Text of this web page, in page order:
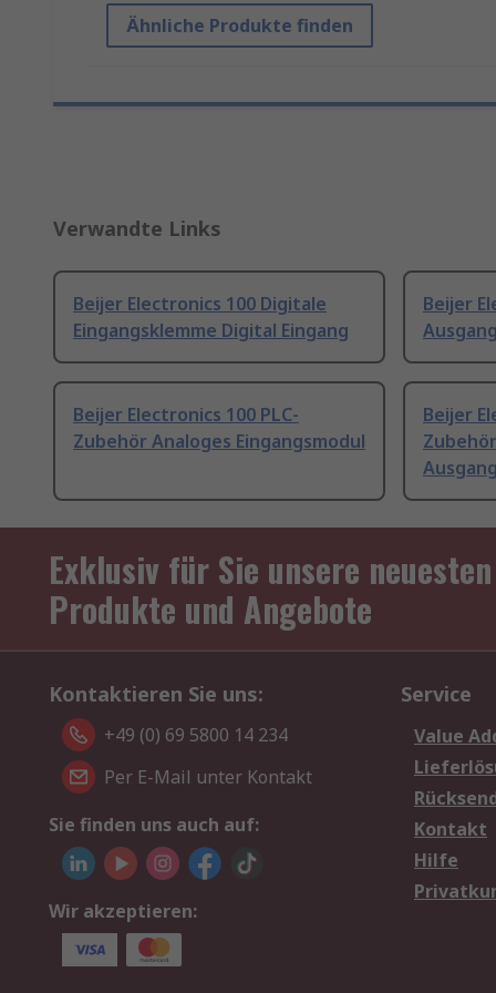
Ähnliche Produkte finden
Verwandte Links
Beijer Electronics 100 Digitale
Eingangsklemme Digital Eingang
Beijer
Beijer Electronics 100 PLC-
Zubehör Analoges Eingangsmodul
Beijer
Exklusiv für Sie unsere neuesten
Produkte und Angebote
Kontaktieren Sie uns:
+49 (0) 69 5800 14 234
Per E-Mail unter Kontakt
Sie finden uns auch auf:
Wir akzeptieren:
Service
Value
Kontakt
Hilfe